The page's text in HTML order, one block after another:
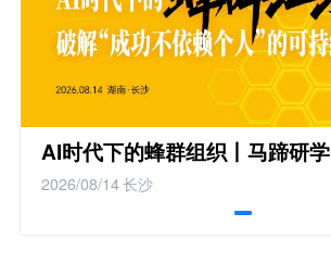
AI时代下的蜂群组织丨马蹄研学
2026/08/14长沙